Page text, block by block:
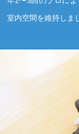
室内空間を維持しま